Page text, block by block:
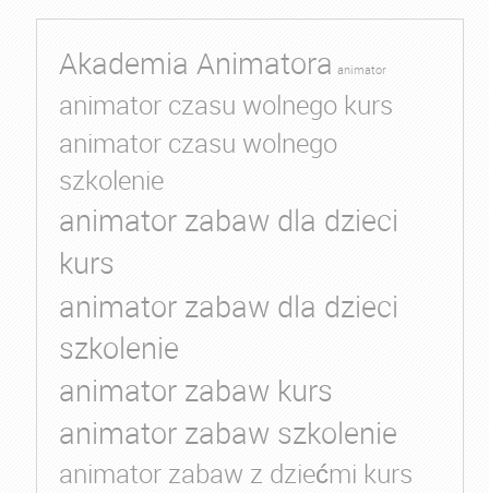
Akademia Animatora animator
animator czasu wolnego kurs
animator czasu wolnego
szkolenie
animator zabaw dla dzieci
kurs
animator zabaw dla dzieci
szkolenie
animator zabaw kurs
animator zabaw szkolenie
animator zabaw z dziećmi kurs